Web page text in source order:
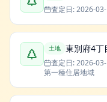
査定日:2026-
土地 東別府4丁
査定日:2026-
第一種住居地域